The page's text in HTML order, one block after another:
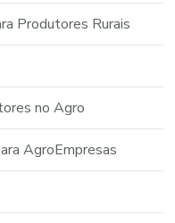
Produtores Rurais
no Agro
AgroEmpresas